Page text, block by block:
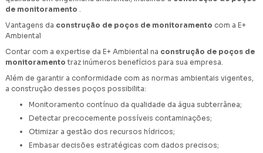
de monitoramento .
Vantagens da construção de poços de monitoramento com a E+
Ambiental
Contar com a expertise da E+ Ambiental na construção de poços de
monitoramento traz inúmeros benefícios para sua empresa.
Além de garantir a conformidade com as normas ambientais vigentes,
a construção desses poços possibilita:
Monitoramento contínuo da qualidade da água subterrânea;
Detectar precocemente possíveis contaminações;
Otimizar a gestão dos recursos hídricos;
Embasar decisões estratégicas com dados precisos;